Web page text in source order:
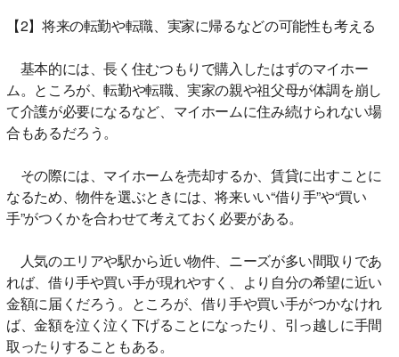
【2】将来の転勤や転職、実家に帰るなどの可能性も考える
基本的には、長く住むつもりで購入したはずのマイホー
ム。ところが、転勤や転職、実家の親や祖父母が体調を崩し
て介護が必要になるなど、マイホームに住み続けられない場
合もあるだろう。
その際には、マイホームを売却するか、賃貸に出すことに
なるため、物件を選ぶときには、将来いい“借り手”や“買い
手”がつくかを合わせて考えておく必要がある。
人気のエリアや駅から近い物件、ニーズが多い間取りであ
れば、借り手や買い手が現れやすく、より自分の希望に近い
金額に届くだろう。ところが、借り手や買い手がつかなけれ
ば、金額を泣く泣く下げることになったり、引っ越しに手間
取ったりすることもある。